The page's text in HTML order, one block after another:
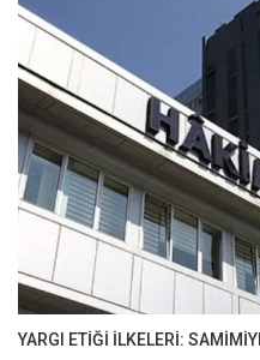
YARGI ETİĞİ İLKELERİ: